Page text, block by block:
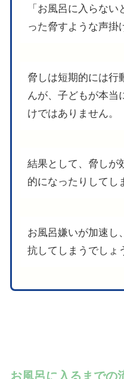
「お風呂に入らな
った脅すような声掛
脅しは短期的には行
んが、子どもが本当
けではありません。
結果として、脅しが
的になったりしてし
お風呂嫌いが加速し
抗してしまうでしょ
お風呂に入るまでの